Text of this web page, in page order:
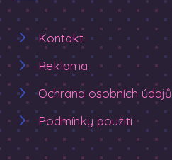
Kontakt
Reklama
Ochrana osobních údajů
Podmínky použití